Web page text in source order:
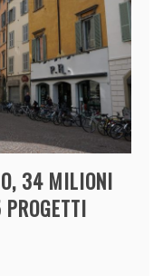
34 MILIONI